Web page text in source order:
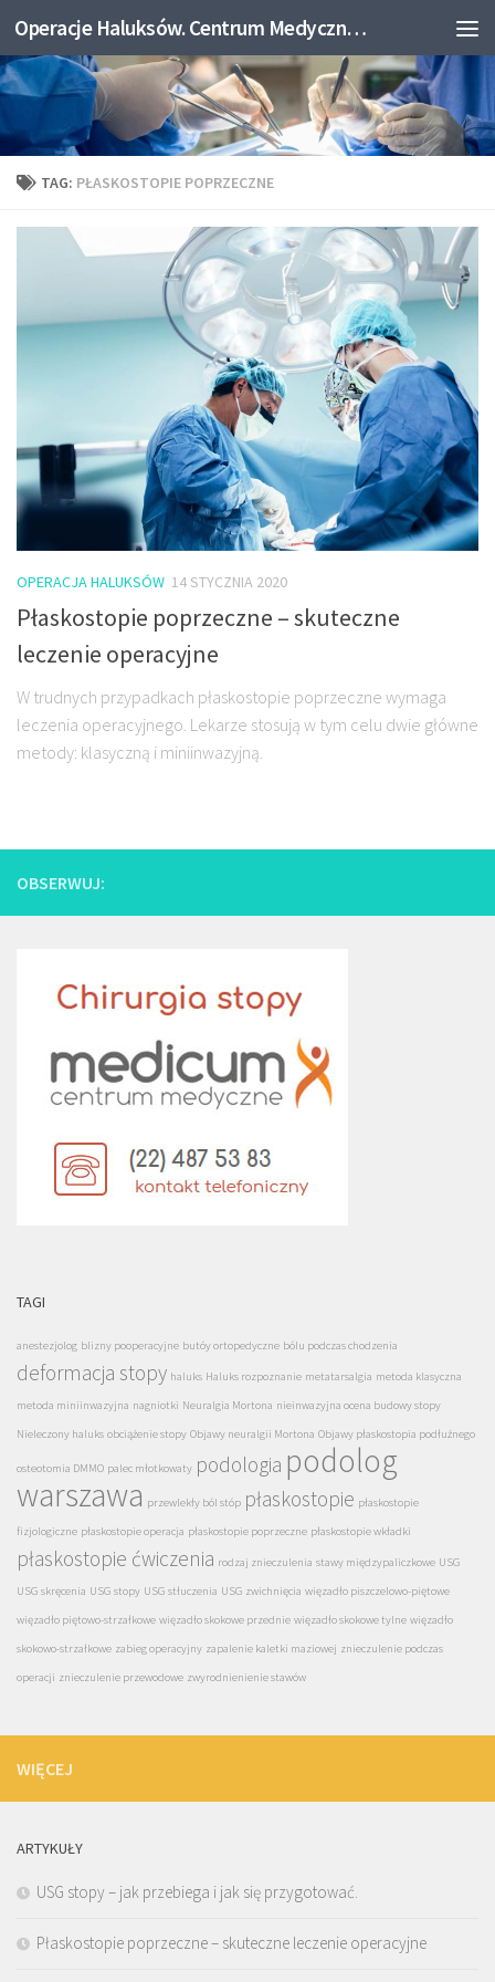
Skip to content Operacje Haluksów. Centrum Medyczne Medicum.
TAG: PŁASKOSTOPIE POPRZECZNE
OPERACJA HALUKSÓW 14 STYCZNIA 2020
Płaskostopie poprzeczne – skuteczne
leczenie operacyjne
W trudnych przypadkach płaskostopie poprzeczne wymaga
leczenia operacyjnego. Lekarze stosują w tym celu dwie główne
metody: klasyczną i miniinwazyjną.
OBSERWUJ:
TAGI
anestezjolog blizny pooperacyjne butóy ortopedyczne bólu podczas chodzenia
deformacja stopy haluks Haluks rozpoznanie metatarsalgia metoda klasyczna
metoda miniinwazyjna nagniotki Neuralgia Mortona nieinwazyjna ocena budowy stopy
Nieleczony haluks obciążenie stopy Objawy neuralgii Mortona Objawy płaskostopia podłużnego
osteotomia DMMO palec młotkowaty podologia podolog
warszawa przewlekły ból stóp płaskostopie płaskostopie
fizjologiczne płaskostopie operacja płaskostopie poprzeczne płaskostopie wkładki
płaskostopie ćwiczenia rodzaj znieczulenia stawy międzypaliczkowe USG
USG skręcenia USG stopy USG stłuczenia USG zwichnięcia więzadło piszczelowo-piętowe
więzadło piętowo-strzałkowe więzadło skokowe przednie więzadło skokowe tylne więzadło
skokowo-strzałkowe zabieg operacyjny zapalenie kaletki maziowej znieczulenie podczas
operacji znieczulenie przewodowe zwyrodnienienie stawów
WIĘCEJ
ARTYKUŁY
USG stopy – jak przebiega i jak się przygotować.
Płaskostopie poprzeczne – skuteczne leczenie operacyjne